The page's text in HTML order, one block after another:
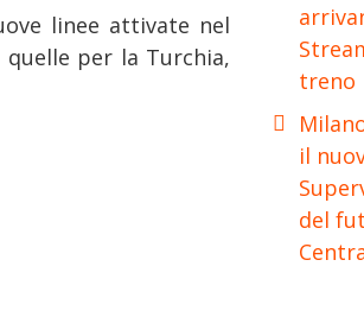
linee attivate nel
per la Turchia,
treno
il
del